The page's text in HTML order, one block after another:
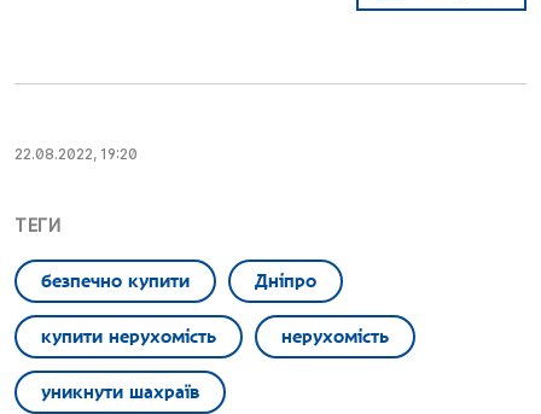
22.08.2022, 19:20
ТЕГИ
безпечно купити Дніпро
купити нерухомість нерухомість
уникнути шахраїв